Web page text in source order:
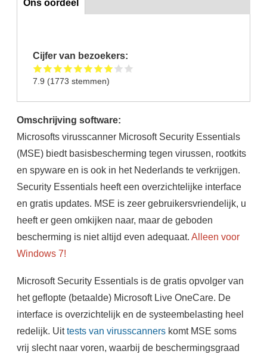
Ons oordeel
Cijfer van bezoekers:
7.9 (1773 stemmen)
Omschrijving software:
Microsofts virusscanner Microsoft Security Essentials
(MSE) biedt basisbescherming tegen virussen, rootkits
en spyware en is ook in het Nederlands te verkrijgen.
Security Essentials heeft een overzichtelijke interface
en gratis updates. MSE is zeer gebruikersvriendelijk, u
heeft er geen omkijken naar, maar de geboden
bescherming is niet altijd even adequaat. Alleen voor
Windows 7!
Microsoft Security Essentials is de gratis opvolger van
het geflopte (betaalde) Microsoft Live OneCare. De
interface is overzichtelijk en de systeembelasting heel
redelijk. Uittests van virusscannerskomt MSE soms
vrij slecht naar voren, waarbij de beschermingsgraad